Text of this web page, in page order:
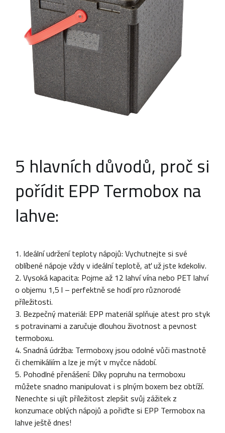
5 hlavních důvodů, proč si
pořídit EPP Termobox na
lahve:
1. Ideální udržení teploty nápojů: Vychutnejte si své
oblíbené nápoje vždy v ideální teplotě, ať už jste kdekoliv.
2. Vysoká kapacita: Pojme až 12 lahví vína nebo PET lahví
o objemu 1,5 l – perfektně se hodí pro různorodé
příležitosti.
3. Bezpečný materiál: EPP materiál splňuje atest pro styk
s potravinami a zaručuje dlouhou životnost a pevnost
termoboxu.
4. Snadná údržba: Termoboxy jsou odolné vůči mastnotě
či chemikáliím a lze je mýt v myčce nádobí.
5. Pohodlné přenášení: Díky popruhu na termoboxu
můžete snadno manipulovat i s plným boxem bez obtíží.
Nenechte si ujít příležitost zlepšit svůj zážitek z
konzumace oblých nápojů a pořiďte si EPP Termobox na
lahve ještě dnes!